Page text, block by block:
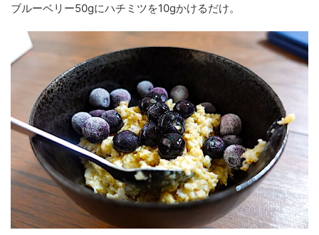
ブルーベリー50gにハチミツを10gかけるだけ。